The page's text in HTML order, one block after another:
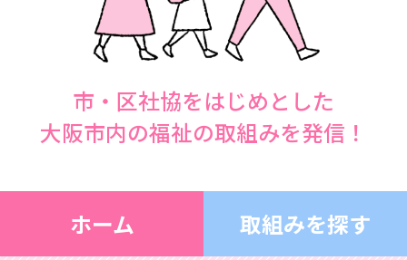
市・区社協をはじめとした
大阪市内の福祉の取組みを発信！
ホーム 取組みを探す